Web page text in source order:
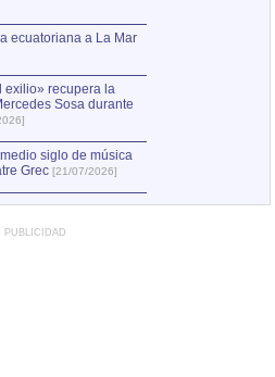
ecuatoriana a La Mar
exilio» recupera la
Sosa durante
siglo de música
Grec [21/07/2026]
PUBLICIDAD